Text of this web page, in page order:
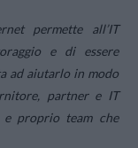
permette all’IT
e di essere
ad aiutarlo in modo
partner e IT
proprio team che